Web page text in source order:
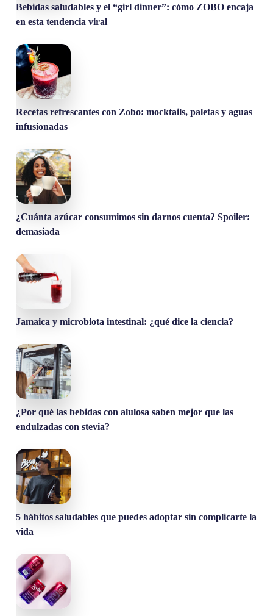
Bebidas saludables y el “girl dinner”: cómo ZOBO encaja
en esta tendencia viral
Recetas refrescantes con Zobo: mocktails, paletas y aguas
infusionadas
¿Cuánta azúcar consumimos sin darnos cuenta? Spoiler:
demasiada
Jamaica y microbiota intestinal: ¿qué dice la ciencia?
¿Por qué las bebidas con alulosa saben mejor que las
endulzadas con stevia?
5 hábitos saludables que puedes adoptar sin complicarte la
vida